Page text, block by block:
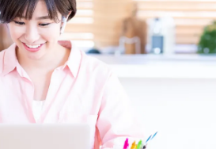
る「there＋助動詞＋be」の
で、より自然な表現を身につ
名詞の修飾
犬」「素敵な黒い綿のTシャ
以上の形容詞を用いて人・も